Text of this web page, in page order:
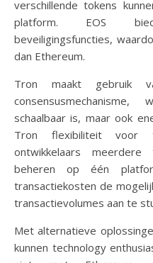
verschillende tokens
platform. EOS
beveiligingsfuncties,
dan Ethereum.
Tron maakt gebruik
schaalbaar is, maar ook
Tron flexibiliteit voor
ontwikkelaars
beheren op één
transactiekosten de
transactievolumes aan te
Met alternatieve
kunnen technology